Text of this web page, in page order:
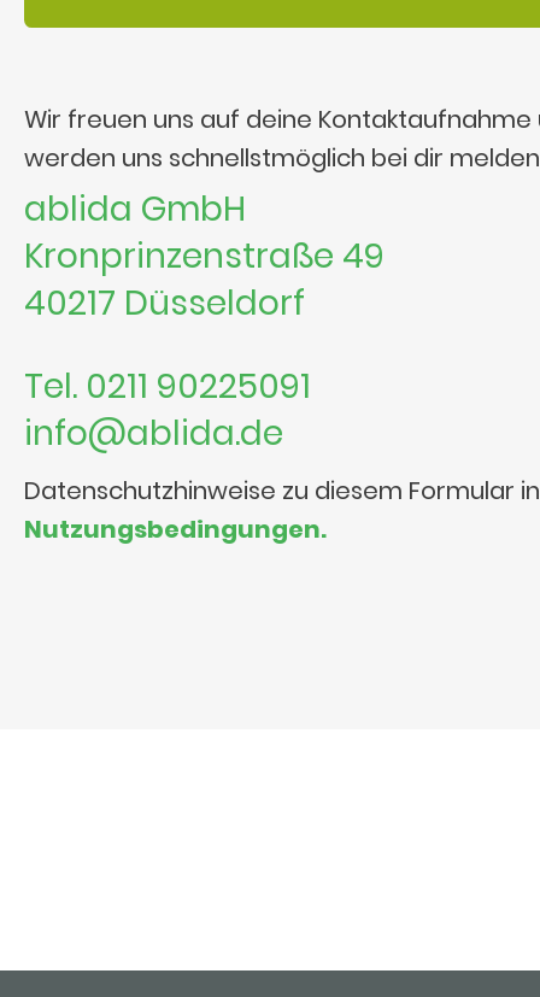
Wir freuen uns auf deine Kontaktaufnahme
werden uns schnellstmöglich bei dir
ablida GmbH
Kronprinzenstraße 49
40217 Düsseldorf
Tel. 0211 90225091
info@ablida.de
Datenschutzhinweise zu diesem Formular
Nutzungsbedingungen.